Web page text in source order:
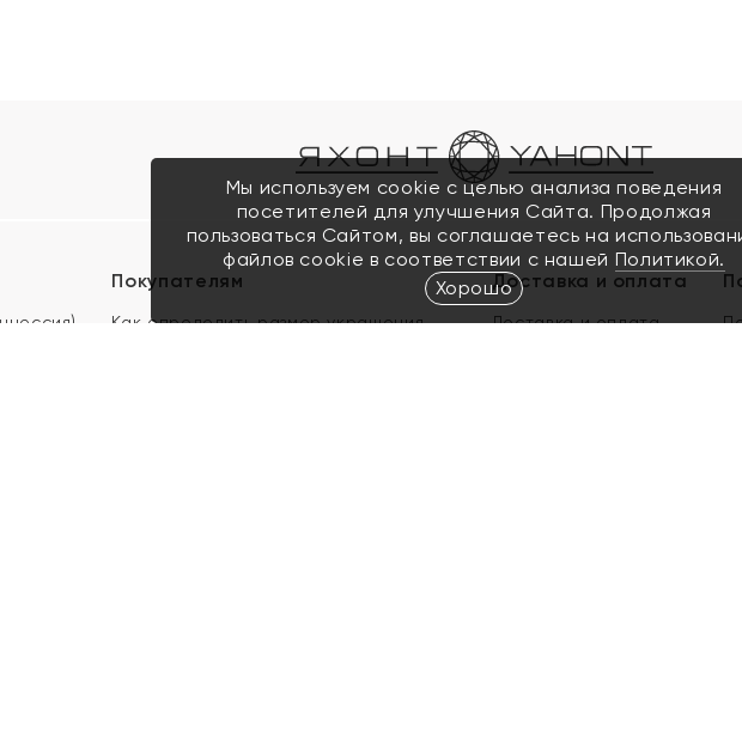
Покупателям
Как определить размер украшения
Доставка и оплата
Доставка и оплата
Мы используем cookie с целью анализа поведения
посетителей для улучшения Сайта. Продолжая
пользоваться Сайтом, вы соглашаетесь на
файлов cookie в соответствии с нашей Политикой.
Хорошо